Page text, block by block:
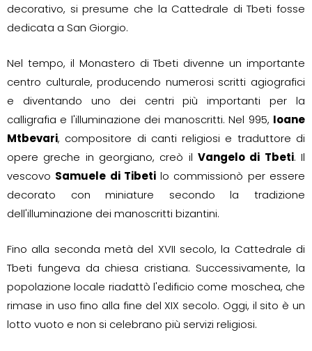
decorativo, si presume che la Cattedrale di Tbeti fosse
dedicata a San Giorgio.
Nel tempo, il Monastero di Tbeti divenne un importante
centro culturale, producendo numerosi scritti agiografici
e diventando uno dei centri più importanti per la
calligrafia e l'illuminazione dei manoscritti. Nel 995, Ioane
Mtbevari, compositore di canti religiosi e traduttore di
opere greche in georgiano, creò il Vangelo di Tbeti. Il
vescovo Samuele di Tibetilo commissionò per essere
decorato con miniature secondo la tradizione
dell'illuminazione dei manoscritti bizantini.
Fino alla seconda metà del XVII secolo, la Cattedrale di
Tbeti fungeva da chiesa cristiana. Successivamente, la
popolazione locale riadattò l'edificio come moschea, che
rimase in uso fino alla fine del XIX secolo. Oggi, il sito è un
lotto vuoto e non si celebrano più servizi religiosi.